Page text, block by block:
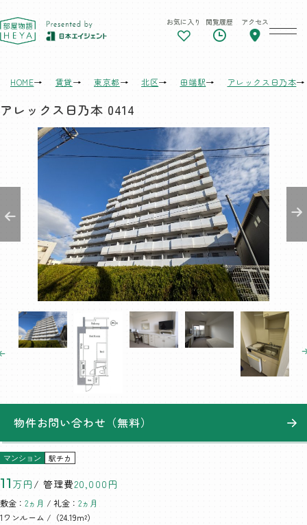
東京 部屋物語 お気に入り 閲覧履歴 アクセス
HOME 賃貸 東京都 北区 田端駅 アレックス日乃本
アレックス日乃本 0414
マンション 駅チカ
11 万円 / 管理費20,000円
敷金： 2ヵ月 / 礼金： 2ヵ月
1ワンルーム /（24.19m²）
物件お問い合わせ（無料）